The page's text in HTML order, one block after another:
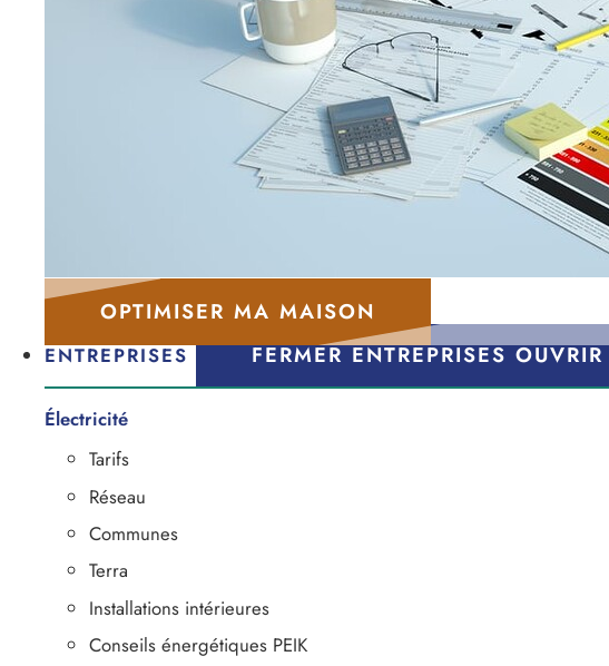
OPTIMISER MA MAISON
ENTREPRISES FERMER ENTREPRISES
Électricité
Tarifs
Réseau
Communes
Terra
Installations intérieures
Conseils énergétiques PEIK